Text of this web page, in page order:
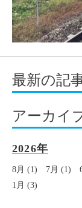
最新の記
アーカイ
2026年
8月 (1) 7月 (1)
1月 (3)